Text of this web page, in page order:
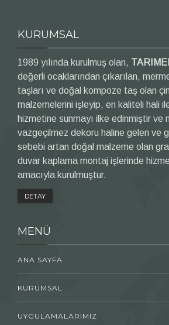
KURUMSAL
1989 yılında kurulmuş olan,
değerli ocaklarından çıkarılan,
taşları ve doğal kompoze taş olan
malzemelerini işleyip, en kaliteli hali
hizmetine sunmayı ilke edinmiştir ve
vazgeçilmez dekoru haline gelen ve
sebebi artan doğal malzeme olan
duvar kaplama montaj işlerinde
amacıyla kurulmuştur.
DETAY
MENÜ
ANA SAYFA
KURUMSAL
UYGULAMALARIMIZ